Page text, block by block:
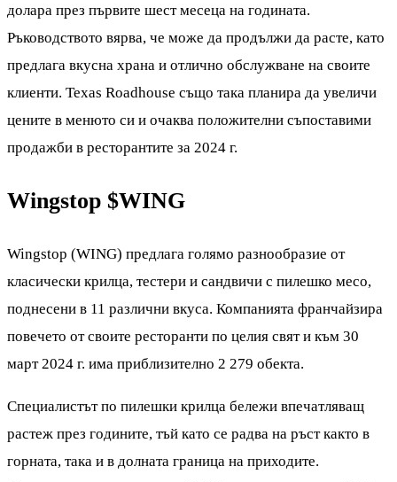
долара през първите шест месеца на годината.
Ръководството вярва, че може да продължи да расте, като
предлага вкусна храна и отлично обслужване на своите
клиенти. Texas Roadhouse също така планира да увеличи
цените в менюто си и очаква положителни съпоставими
продажби в ресторантите за 2024 г.
Wingstop $WING
Wingstop (WING) предлага голямо разнообразие от
класически крилца, тестери и сандвичи с пилешко месо,
поднесени в 11 различни вкуса. Компанията франчайзира
повечето от своите ресторанти по целия свят и към 30
март 2024 г. има приблизително 2 279 обекта.
Специалистът по пилешки крилца бележи впечатляващ
растеж през годините, тъй като се радва на ръст както в
горната, така и в долната граница на приходите.